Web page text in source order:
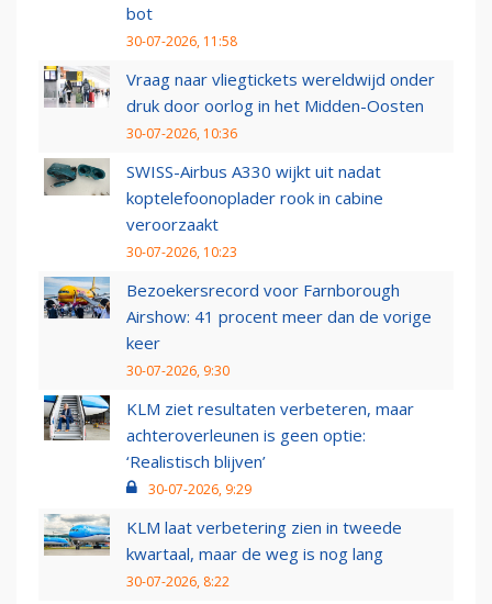
bot
30-07-2026, 11:58
Vraag naar vliegtickets wereldwijd onder
druk door oorlog in het Midden-Oosten
30-07-2026, 10:36
SWISS-Airbus A330 wijkt uit nadat
koptelefoonoplader rook in cabine
veroorzaakt
30-07-2026, 10:23
Bezoekersrecord voor Farnborough
Airshow: 41 procent meer dan de vorige
keer
30-07-2026, 9:30
KLM ziet resultaten verbeteren, maar
achteroverleunen is geen optie:
‘Realistisch blijven’
30-07-2026, 9:29
KLM laat verbetering zien in tweede
kwartaal, maar de weg is nog lang
30-07-2026, 8:22